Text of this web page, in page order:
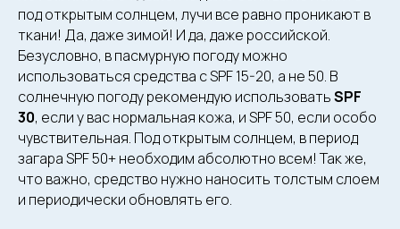
под открытым солнцем, лучи все равно проникают в
ткани! Да, даже зимой! И да, даже российской.
Безусловно, в пасмурную погоду можно
использоваться средства с SPF 15-20, а не 50. В
солнечную погоду рекомендую использоватьSPF
30, если у вас нормальная кожа, и SPF 50, если особо
чувствительная. Под открытым солнцем, в период
загара SPF 50+ необходим абсолютно всем! Так же,
что важно, средство нужно наносить толстым слоем
и периодически обновлять его.
* Meta признана
экстремистской
организацией
и запрещена
на территории России
Блог
Медицина
Отзывы
Подологический
кабинет
Франшиза
Лицензии
+7 903 200-18-88
Instagram*
Vkontakte
Telegram
WhatsApp
+7 495 120-14-82